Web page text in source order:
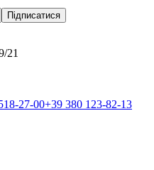
Підписатися
21
27-00+39 380 123-82-13